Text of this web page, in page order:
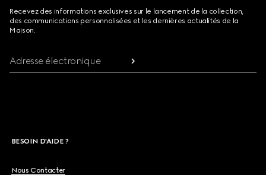
Recevez des informations exclusives sur le lancement de la collection,
des communications personnalisées et les dernières actualités de la
Maison.
Adresse électronique
BESOIN D'AIDE ?
Nous Contacter